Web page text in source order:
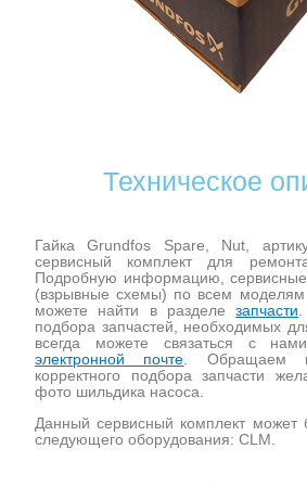
Техническое
Гайка Grundfos Spare, Nut,
сервисный комплект для
Подробную информацию, сервисные
(взрывные схемы) по всем
можете найти в разделезапчасти.
подбора запчастей, необходимых
всегда можете связаться с
электронной почте. Обращаем
корректного подбора запчасти
фото шильдика насоса.
Данный сервисный комплект может
следующего оборудования: CLM.